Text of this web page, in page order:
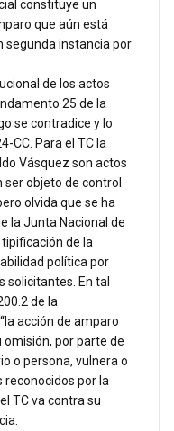
constituye un
que aún está
segunda instancia por
de los actos
25 de la
se contradice y lo
CC. Para el TC la
Vásquez son actos
objeto de control
olvida que se ha
la Junta Nacional de
de la
política por
solicitantes. En tal
de la
acción de amparo
por parte de
o persona, vulnera o
por la
TC va contra su